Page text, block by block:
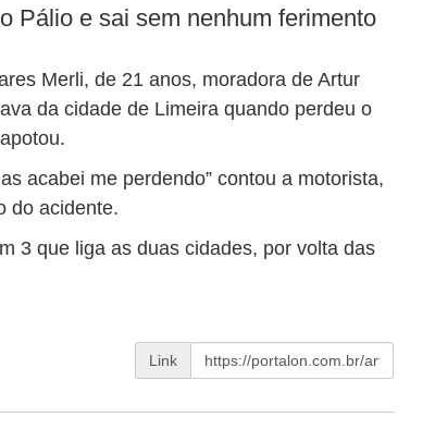
Pálio e sai sem nenhum ferimento
Merli, de 21 anos, moradora de Artur
da cidade de Limeira quando perdeu o
acabei me perdendo” contou a motorista,
do acidente.
3 que liga as duas cidades, por volta das
Link